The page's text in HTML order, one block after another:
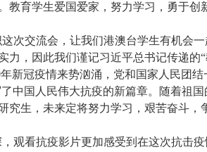
教育学生爱国爱家，努力学习，勇于创
次交流会，让我们港澳台学生有机会
力，因此我们谨记习近平总书记传递
年新冠疫情来势汹涌，党和国家人民团
中国人民伟大抗疫的新篇章。随着祖
究生，未来定将努力学习，艰苦奋斗，
观看抗疫影片更加感受到在这次抗击